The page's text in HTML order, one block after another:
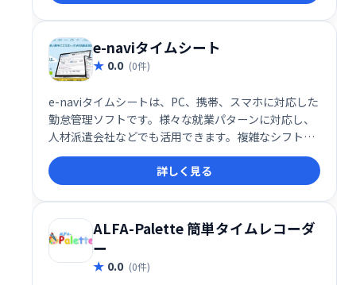
e-naviタイムシート
0.0 (0件)
e-naviタイムシートは、PC、携帯、スマホに対応した
勤怠管理ソフトです。様々な就業パターンに対応し、
人材派遣会社などでも活用できます。複雑なシフト管
理もスムーズに行え、業務効率化に貢献します。
詳しく見る
ALFA-Palette 簡単タイムレコーダ
ー
0.0 (0件)